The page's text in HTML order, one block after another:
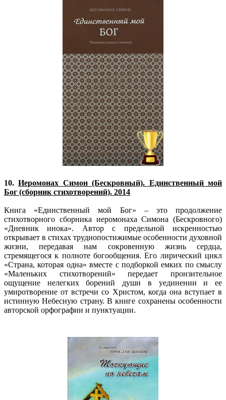
10.Иеромонах Cимон (Бескровный). Единственный мой
Бог (сборник стихотворений). 2014
Книга «Единственный мой Бог» – это продолжение
стихотворного сборника иеромонаха Симона (Бескровного)
«Дневник инока». Автор с предельной искренностью
открывает в стихах труднопостижимые особенности духовной
жизни, передавая нам сокровенную жизнь сердца,
стремящегося к полноте богообщения. Его лирический цикл
«Страна, которая одна» вместе с подборкой емких по смыслу
«Маленьких стихотворений» передает пронзительное
ощущение нелегких борений души в уединении и ее
умиротворение от встречи со Христом, когда она вступает в
истинную Небесную страну. В книге сохранены особенности
авторской орфографии и пунктуации.